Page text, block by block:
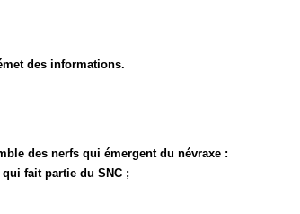
des informations.
des nerfs qui émergent du névraxe :
qui fait partie du SNC ;